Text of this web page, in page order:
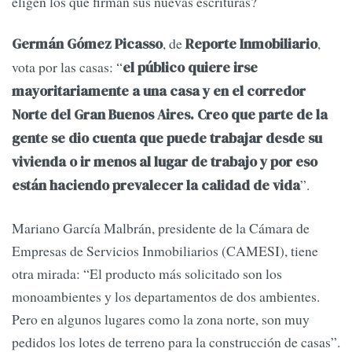
Germán Gómez Picasso, deReporte Inmobiliario,
vota por las casas: “el público quiere irse
mayoritariamente a una casa y en el corredor
Norte del Gran Buenos Aires. Creo que parte de la
gente se dio cuenta que puede trabajar desde su
vivienda o ir menos al lugar de trabajo y por eso
están haciendo prevalecer la calidad de vida”.
Mariano García Malbrán, presidente de la Cámara de
Empresas de Servicios Inmobiliarios (CAMESI), tiene
otra mirada: “El producto más solicitado son los
monoambientes y los departamentos de dos ambientes.
Pero en algunos lugares como la zona norte, son muy
pedidos los lotes de terreno para la construcción de casas”.